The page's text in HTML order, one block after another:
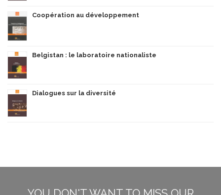
Coopération au développement
Belgistan : le laboratoire nationaliste
Dialogues sur la diversité